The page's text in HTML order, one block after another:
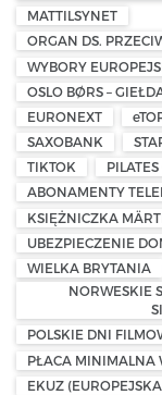
MATTILSYNET
ORGAN DS.
WYBORY
OSLO BØRS –
EURONEXT
SAXOBANK
TIKTOK
ABONAMENTY
KSIĘŻNICZKA
UBEZPIECZENIE
WIELKA BRYTANIA
NORWESKIE
POLSKIE DNI
PŁACA MINIMALNA
EKUZ